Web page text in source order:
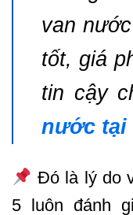
van
tốt, giá
tin cậy
nước tại
Đó là lý do
5 luôn đánh